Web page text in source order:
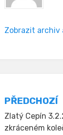
Zobrazit archiv
Navigace
pro
PŘEDCHOZÍ
Zlatý Cepín
zkráceném